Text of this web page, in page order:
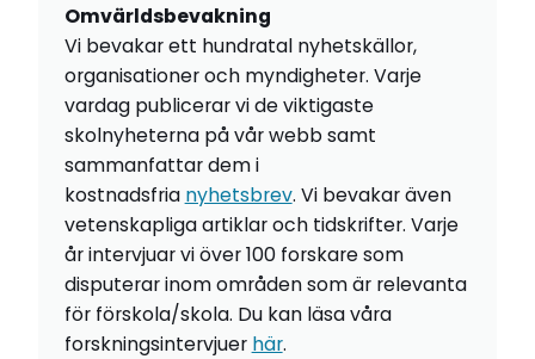
Omvärldsbevakning
Vi bevakar ett hundratal nyhetskällor,
organisationer och myndigheter. Varje
vardag publicerar vi de viktigaste
skolnyheterna på vår webb samt
sammanfattar dem i
kostnadsfria nyhetsbrev. Vi bevakar även
vetenskapliga artiklar och tidskrifter. Varje
år intervjuar vi över 100 forskare som
disputerar inom områden som är relevanta
för förskola/skola. Du kan läsa våra
forskningsintervjuer här.